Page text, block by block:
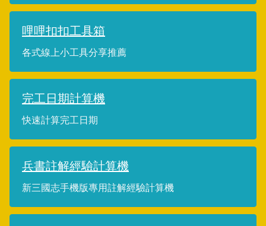
哩哩扣扣工具箱
各式線上小工具分享推薦
完工日期計算機
快速計算完工日期
兵書註解經驗計算機
新三國志手機版專用註解經驗計算機